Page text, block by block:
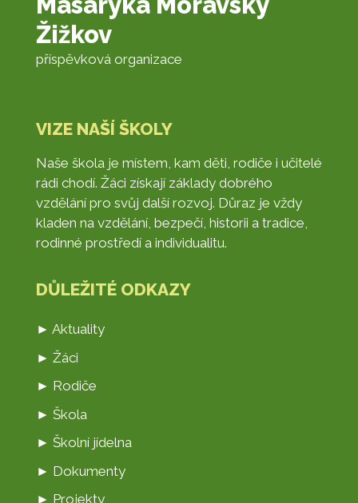
Žižkov
příspěvková organizace
VIZE NAŠÍ ŠKOLY
Naše škola je místem, kam děti, rodiče i učitelé
rádi chodí. Žáci získají základy dobrého
vzdělání pro svůj další rozvoj. Důraz je vždy
kladen na vzdělání, bezpečí, historii a tradice,
rodinné prostředí a individualitu.
DŮLEŽITÉ ODKAZY
► Aktuality
► Žáci
► Rodiče
► Škola
► Školní jídelna
► Dokumenty
► Projekty